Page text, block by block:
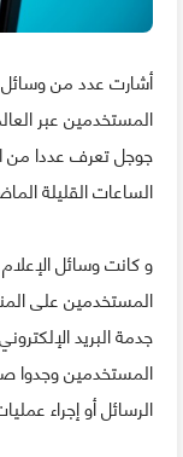
أشارت عدد من
المستخدمين عبر
جوجل تعرف عددا من
الساعات القليلة
و كانت وسائل
المستخدمين على
جدمة البريد
المستخدمين وجدوا
الرسائل أو إجراء